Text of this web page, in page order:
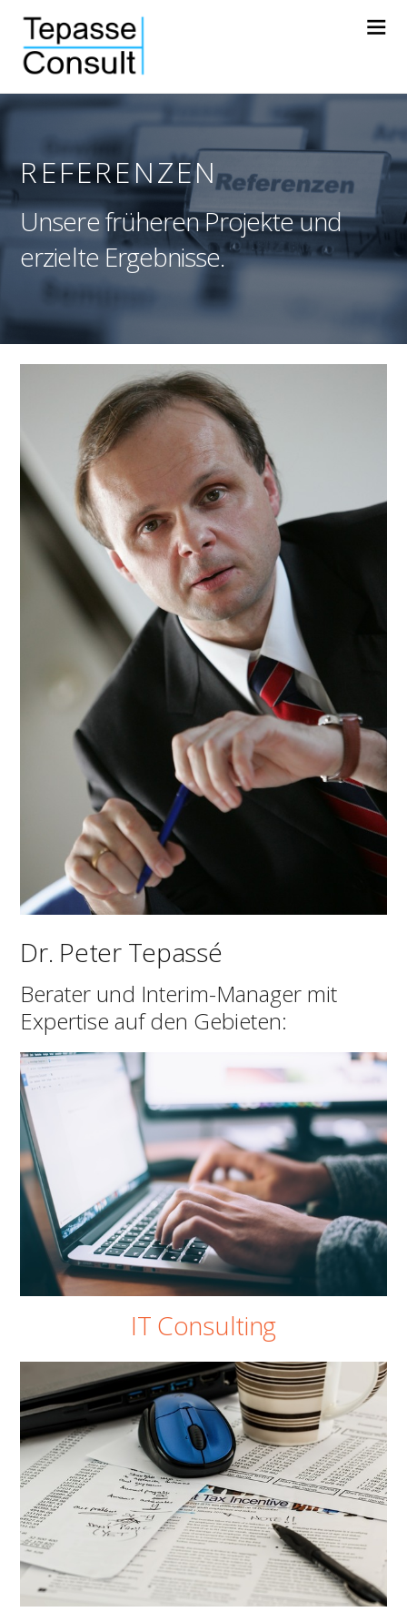
REFERENZEN
Unsere früheren Projekte und
erzielte Ergebnisse.
Dr. Peter Tepassé
Berater und Interim-Manager mit
Expertise auf den Gebieten:
IT Consulting